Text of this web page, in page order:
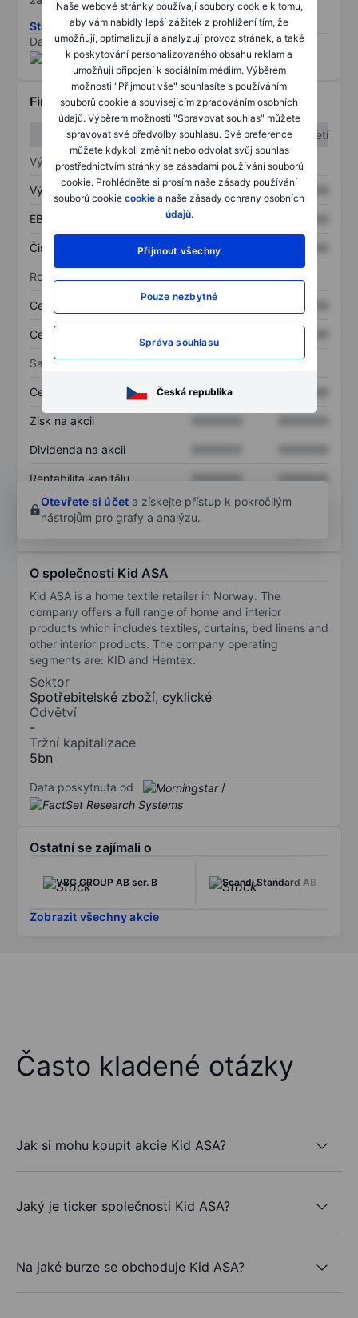
Naše webové stránky používají soubory cookie k tomu,
aby vám nabídly lepší zážitek z prohlížení tím, že
umožňují, optimalizují a analyzují provoz stránek, a také
k poskytování personalizovaného obsahu reklam a
umožňují připojení k sociálním médiím. Výběrem
možnosti "Přijmout vše" souhlasíte s používáním
souborů cookie a souvisejícím zpracováním osobních
údajů. Výběrem možnosti "Spravovat souhlas" můžete
spravovat své předvolby souhlasu. Své preference
můžete kdykoli změnit nebo odvolat svůj souhlas
prostřednictvím stránky se zásadami používání souborů
cookie. Prohlédněte si prosím naše zásady používání
souborů cookie cookie a naše zásady ochrany osobních
údajů.
Přijmout všechny
Pouze nezbytné
Správa souhlasu
Česká republika
Stáhněte si metodiku rizik ESG
Data poskytnuta od
/
Finanční informace
1. čtvrtletí
2. čtvrtletí
Výkaz zisku a ztráty
Výnos XXXXXXX XXXXXXX
EBITDA XXXXXXX
Čistý příjem XXXXXXX
Rozvaha
Celková aktiva XXXXXXX
Celkový dluh
Sazby
Cena/tržby XXXXXXX
Zisk na akcii
Dividenda na akcii
Rentabilita kapitálu XXXXXXX
XXXXXXX
Otevřete si účet a získejte přístup k pokročilým
nástrojům pro grafy a analýzu.
O společnosti Kid ASA
Kid ASA is a home textile retailer in Norway. The
company offers a full range of home and interior
products which includes textiles, curtains, bed linens and
other interior products. The company operating
segments are: KID and Hemtex.
Sektor
Spotřebitelské zboží, cyklické
Odvětví
-
Tržní kapitalizace
5bn
Data poskytnuta od /
Ostatní se zajímali o
VBG GROUP AB ser. B Scandi Standard AB
Zobrazit všechny akcie
Často kladené otázky
Jak si mohu koupit akcie Kid ASA?
Jaký je ticker společnosti Kid ASA?
Na jaké burze se obchoduje Kid ASA?